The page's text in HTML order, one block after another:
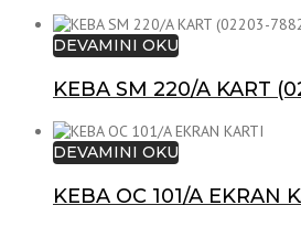
DEVAMINI OKU
KEBA SM 220/A KART
DEVAMINI OKU
KEBA OC 101/A EKRAN